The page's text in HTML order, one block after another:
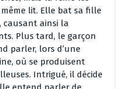
lit. Elle bat sa fille
causant ainsi la
Plus tard, le garçon
parler, lors d’une
où se produisent
Intrigué, il décide